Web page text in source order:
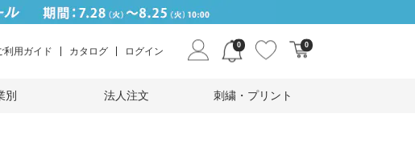
利用ガイド カタログ ログイン
0 0
別 法人注文 刺繍・プリント